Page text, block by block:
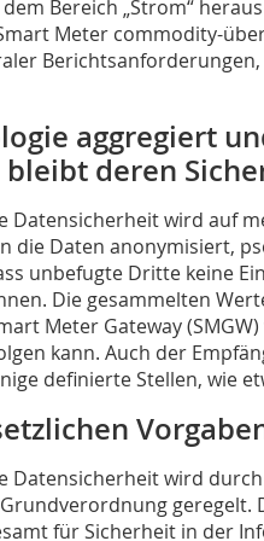
Bereich „Strom“
Meter commodity-
aggregiert
bleibt deren
Datensicherheit wird auf
die Daten anonymisiert,
unbefugte Dritte keine
Die gesammelten
Meter Gateway
kann. Auch der
definierte Stellen, wie
Datensicherheit wird durch
geregelt.
für Sicherheit in der